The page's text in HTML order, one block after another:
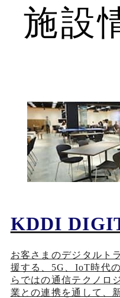
施設
KDDI
お客さまのデジタルト
援する、5G、IoT時代
らではの通信テクノロ
業との連携を通して、
新規ウィンドウで開く